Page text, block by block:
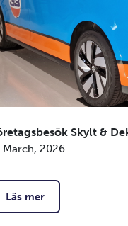
Skylt &
March, 2026
Läs mer